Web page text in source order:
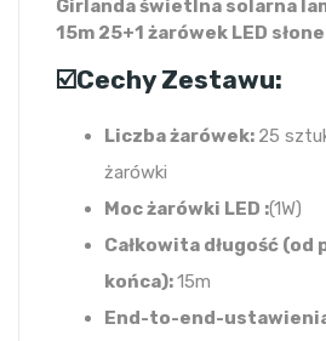
Girlanda świetlna solarna
15m 25+1 żarówek LED
☑️Cechy Zestawu:
Liczba żarówek: 25
żarówki
Moc żarówki LED :(1W)
Całkowita długość (od
końca):15m
End-to-end-